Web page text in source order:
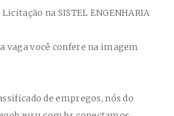
na SISTEL ENGENHARIA
vaga você confere na imagem
de empregos, nós do